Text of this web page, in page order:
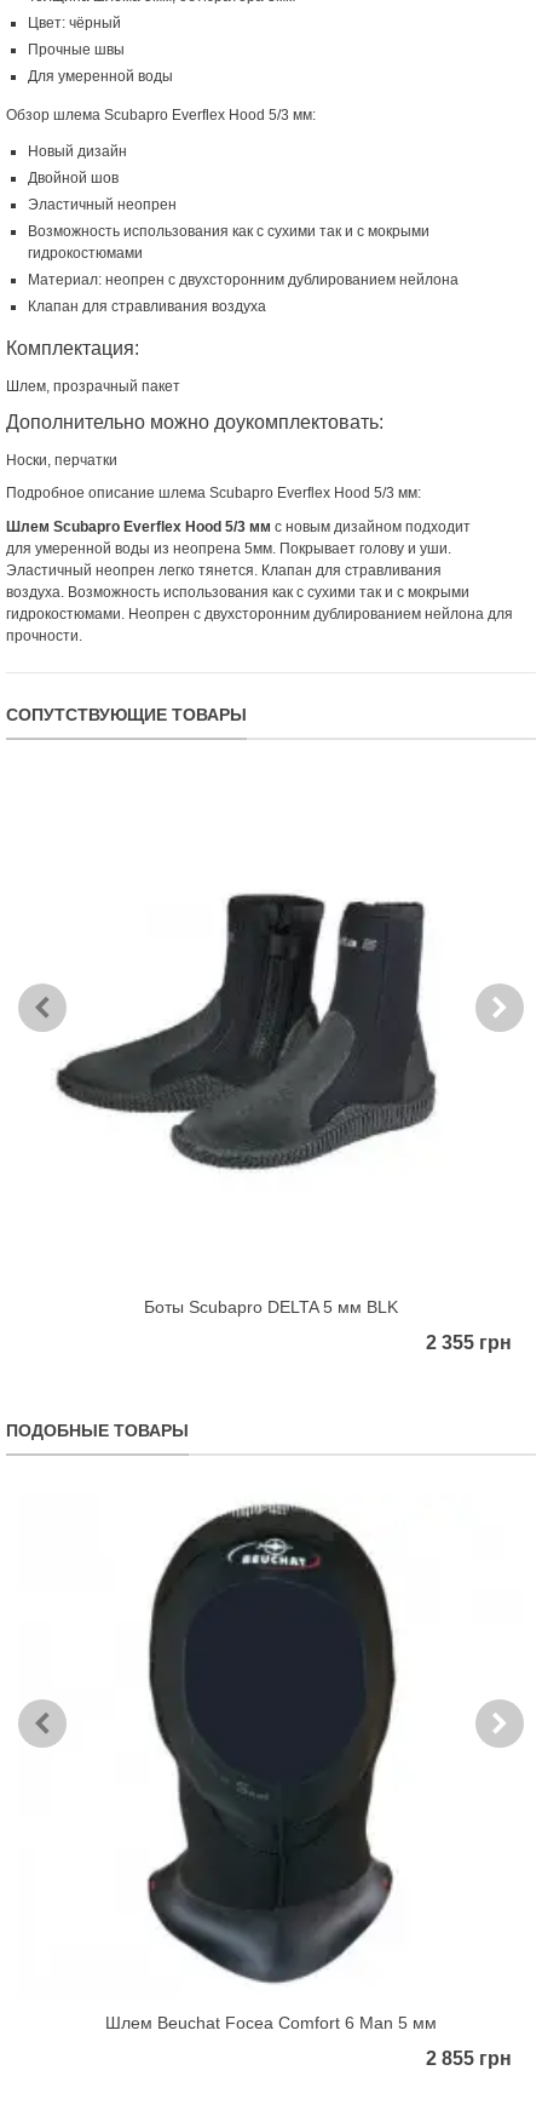
Цвет: чёрный
Прочные швы
Для умеренной воды
Обзор шлема Scubapro Everflex Hood 5/3 мм:
Новый дизайн
Двойной шов
Эластичный неопрен
Возможность использования как с сухими так и с мокрыми
гидрокостюмами
Материал: неопрен с двухсторонним дублированием нейлона
Клапан для стравливания воздуха
Комплектация:
Шлем, прозрачный пакет
Дополнительно можно доукомплектовать:
Носки, перчатки
Подробное описание шлема Scubapro Everflex Hood 5/3 мм:
Шлем Scubapro Everflex Hood 5/3 мм с новым дизайном подходит
для умеренной воды из неопрена 5мм. Покрывает голову и уши.
Эластичный неопрен легко тянется. Клапан для стравливания
воздуха. Возможность использования как с сухими так и с мокрыми
гидрокостюмами. Неопрен с двухсторонним дублированием нейлона для
прочности.
СОПУТСТВУЮЩИЕ ТОВАРЫ
Боты Scubapro DELTA 5 мм BLK
2 355 грн
ПОДОБНЫЕ ТОВАРЫ
Шлем Beuchat Focea Comfort 6 Man 5 мм
2 855 грн